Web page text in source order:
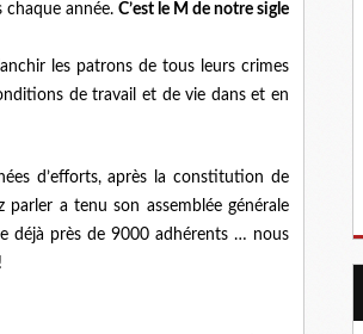
chaque année. C’est le M de notre sigle
les patrons de tous leurs crimes
de travail et de vie dans et en
d’efforts, après la constitution de
a tenu son assemblée générale
déjà près de 9000 adhérents … nous
!